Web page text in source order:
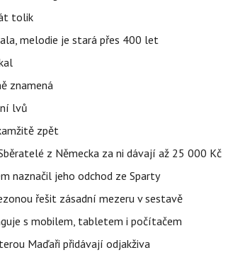
tolik
melodie je stará přes 400 let
znamená
lvů
zpět
z Německa za ni dávají až 25 000 Kč
naznačil jeho odchod ze Sparty
řešit zásadní mezeru v sestavě
s mobilem, tabletem i počítačem
Maďaři přidávají odjakživa